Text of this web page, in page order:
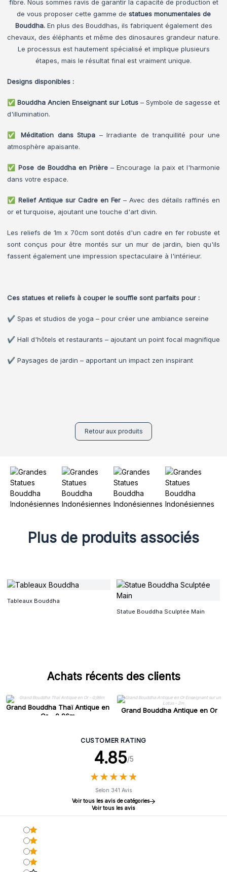
fibre. Nous sommes ravis de garantir la capacité de production et
de vous proposer cette gamme de statues monumentales de
Bouddha.En plus des Bouddhas, ils fabriquent également des
chevaux, des éléphants et même des dinosaures grandeur nature.
Le processus est hautement spécialisé et implique plusieurs
étapes, mais le résultat final est vraiment unique.
Designs disponibles :
✅ Bouddha Ancien Enseignant sur Lotus – Symbole de sagesse et
d'illumination.
✅ Méditation dans Stupa – Irradiante de tranquillité pour une
atmosphère apaisante.
✅ Pose de Bouddha en Prière – Encourage la paix et l'harmonie
dans votre espace.
✅ Relief Antique sur Cadre en Fer – Avec des détails raffinés en
or et turquoise, ajoutant une touche d'art divin.
Les reliefs de 1m x 70cm sont dotés d'un cadre en fer robuste et
sont conçus pour être montés sur un mur de jardin, bien qu'ils
fassent également une impression spectaculaire à l'intérieur.
Ces statues et reliefs à couper le souffle sont parfaits pour :
✔️ Spas et studios de yoga – pour créer une ambiance sereine
✔️ Hall d'hôtels et restaurants – ajoutant un point focal magnifique
✔️ Paysages de jardin – apportant un impact zen inspirant
Retour aux produits
Plus de produits associés
Tableaux Bouddha
Statue Bouddha Sculptée Main
Achats récents des clients
Grand Bouddha Thaï Antique en
Or - 0,96m
Grand Bouddha Antique en Or
CUSTOMER RATING
4.85/5
★★★★★
★★★★★
Selon 341 Avis
Voir tous les avis de catégories
Voir tous les avis